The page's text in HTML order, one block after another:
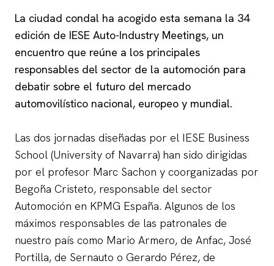
La ciudad condal ha acogido esta semana la 34
edición de IESE Auto-Industry Meetings, un
encuentro que reúne a los principales
responsables del sector de la automoción para
debatir sobre el futuro del mercado
automovilístico nacional, europeo y mundial.
Las dos jornadas diseñadas por el IESE Business
School (University of Navarra) han sido dirigidas
por el profesor Marc Sachon y coorganizadas por
Begoña Cristeto, responsable del sector
Automoción en KPMG España. Algunos de los
máximos responsables de las patronales de
nuestro país como Mario Armero, de Anfac, José
Portilla, de Sernauto o Gerardo Pérez, de